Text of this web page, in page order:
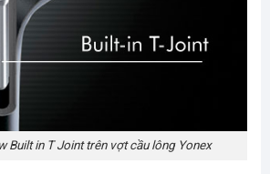
Built in T Joint trên vợt cầu lông Yonex